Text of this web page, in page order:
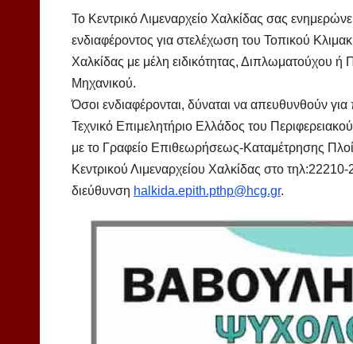
Το Κεντρικό Λιμεναρχείο Χαλκίδας σας
ενδιαφέροντος για στελέχωση του Τοπικού
Χαλκίδας με μέλη ειδικότητας, Διπλωματούχου
Μηχανικού.
Όσοι ενδιαφέρονται, δύναται να απευθυνθούν
Τεχνικό Επιμελητήριο Ελλάδος του
με το Γραφείο Επιθεωρήσεως-Καταμέτρησης
Κεντρικού Λιμεναρχείου Χαλκίδας στο
διεύθυνση halkida.epith.pthp@hcg.gr.